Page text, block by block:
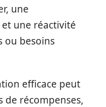
une
une réactivité
ou besoins
efficace peut
de récompenses,